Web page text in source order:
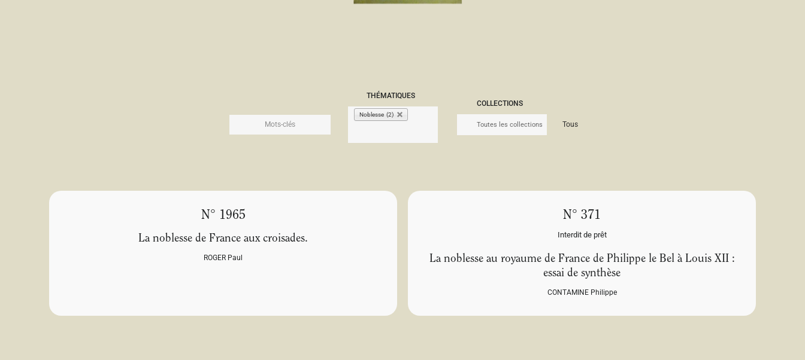
THÉMATIQUES
Noblesse (2)
COLLECTIONS
Tous
N° 1965
La noblesse de France aux croisades.
ROGER Paul
N° 371
Interdit de prêt
La noblesse au royaume de France de Philippe le Bel à Louis XII :
essai de synthèse
CONTAMINE Philippe